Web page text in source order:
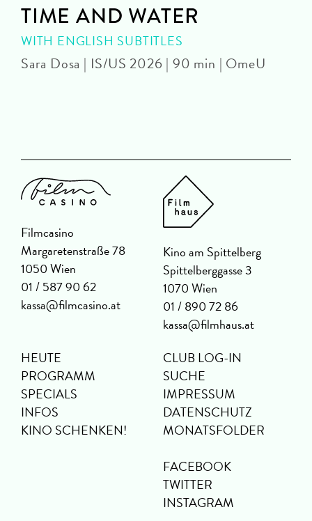
TIME AND WATER
WITH ENGLISH SUBTITLES
Sara Dosa | IS/US 2026 | 90 min | OmeU
Filmcasino
Margaretenstraße 78
1050 Wien
01 / 587 90 62
kassa@filmcasino.at
Kino am Spittelberg
Spittelberggasse 3
1070 Wien
01 / 890 72 86
kassa@filmhaus.at
HEUTE
PROGRAMM
SPECIALS
INFOS
KINO SCHENKEN!
CLUB LOG-IN
SUCHE
IMPRESSUM
DATENSCHUTZ
MONATSFOLDER
FACEBOOK
TWITTER
INSTAGRAM